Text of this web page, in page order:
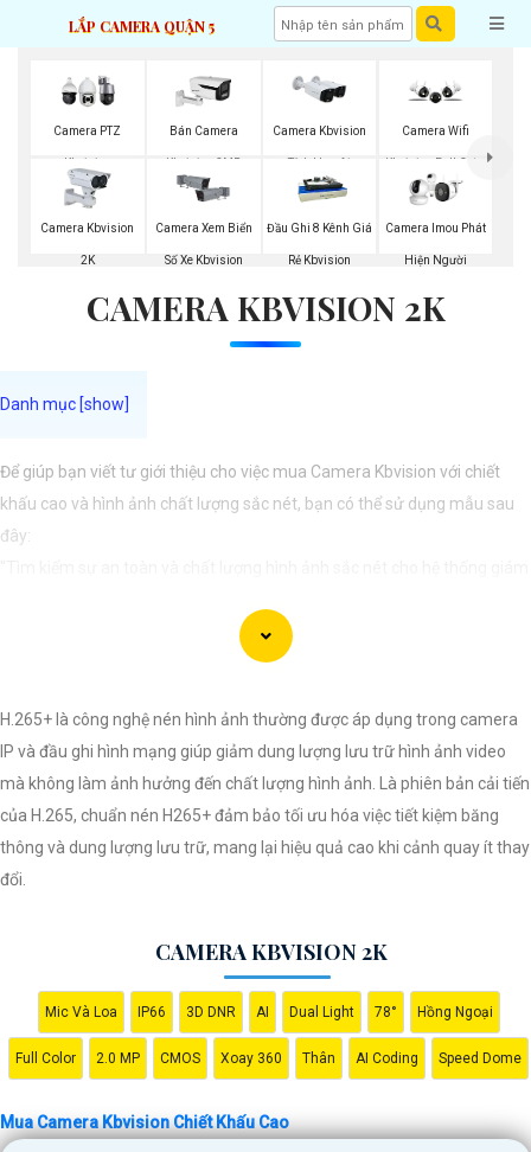
LẮP CAMERA QUẬN 5
Camera PTZ
Kbvision
Bán Camera
Kbvision 2MP
Camera Kbvision
Tích Hợp Ai
Camera Wifi
Kbvision Full Color
Camera Kbvision
2K
Camera Xem Biển
Số Xe Kbvision
Đầu Ghi 8 Kênh Giá
Rẻ Kbvision
Camera Imou Phát
Hiện Người
CAMERA KBVISION 2K
Để giúp bạn viết tư giới thiệu cho việc mua Camera Kbvision với chiết
khấu cao và hình ảnh chất lượng sắc nét, bạn có thể sử dụng mẫu sau
đây:
khấu cao. Với công nghệ hàng đầu, Camera Kbvision mang đến cho bạn
hình ảnh chất lượng cao, rõ nét và độ tin cậy cao. Đừng để bất kỳ sự cố
Camera Kbvision và yên tâm bảo vệ gia đình và tài sản của bạn ngay
hôm nay!"
Bạn có thể điều chỉnh và thêm vào nội dung trên để phù hợp với nhu cầu
cụ thể của bạn. Chúc bạn thành công!
'
H.265+ là công nghệ nén hình ảnh thường được áp dụng trong camera
IP và đầu ghi hình mạng giúp giảm dung lượng lưu trữ hình ảnh video
mà không làm ảnh hưởng đến chất lượng hình ảnh. Là phiên bản cải tiến
của H.265, chuẩn nén H265+ đảm bảo tối ưu hóa việc tiết kiệm băng
thông và dung lượng lưu trữ, mang lại hiệu quả cao khi cảnh quay ít thay
đổi.
CAMERA KBVISION 2K
Mic Và Loa IP66 3D DNR AI Dual Light 78° Hồng Ngoại
Full Color 2.0 MP CMOS Xoay 360 Thân AI Coding Speed Dome
Mua Camera Kbvision Chiết Khấu Cao